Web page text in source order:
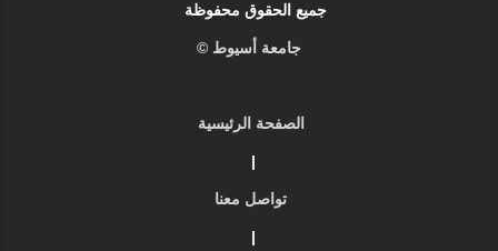
جميع الحقوق محفوظة
جامعة أسيوط ©
الصفحة الرئيسية
|
تواصل معنا
|